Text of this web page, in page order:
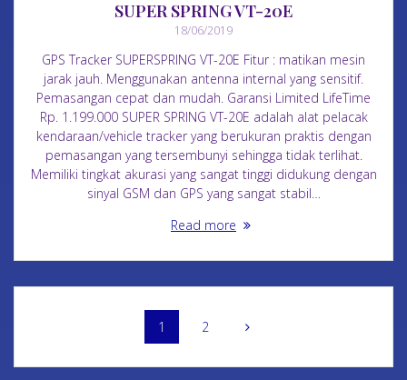
SUPER SPRING VT-20E
18/06/2019
GPS Tracker SUPERSPRING VT-20E Fitur : matikan mesin
jarak jauh. Menggunakan antenna internal yang sensitif.
Pemasangan cepat dan mudah. Garansi Limited LifeTime
Rp. 1.199.000 SUPER SPRING VT-20E adalah alat pelacak
kendaraan/vehicle tracker yang berukuran praktis dengan
pemasangan yang tersembunyi sehingga tidak terlihat.
Memiliki tingkat akurasi yang sangat tinggi didukung dengan
sinyal GSM dan GPS yang sangat stabil…
Read more
1 2